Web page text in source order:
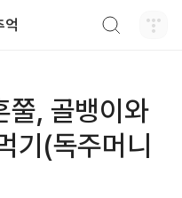
억
쭐, 골뱅이와
기(독주머니